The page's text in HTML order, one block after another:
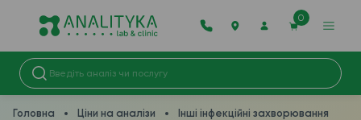
0
Головна Ціни на аналізи
Інші інфекційні захворювання